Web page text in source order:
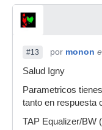
#13 por monon
Salud Igny
Parametricos
tanto en respuesta
TAP Equalizer/BW